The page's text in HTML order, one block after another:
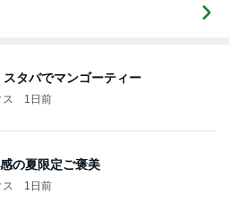
タバでマンゴーティー
1日前
の夏限定ご褒美
1日前